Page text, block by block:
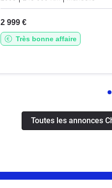
2 999 €
Très bonne affaire
Toutes les annonces